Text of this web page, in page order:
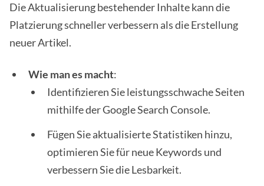
Die Aktualisierung bestehender Inhalte kann die
Platzierung schneller verbessern als die Erstellung
neuer Artikel.
Wie man es macht:
Identifizieren Sie leistungsschwache Seiten
mithilfe der Google Search Console.
Fügen Sie aktualisierte Statistiken hinzu,
optimieren Sie für neue Keywords und
verbessern Sie die Lesbarkeit.